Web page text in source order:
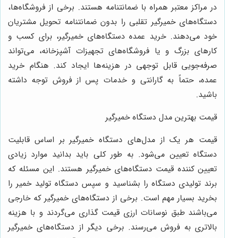
در مراکز معتبر همراه با ضمانتنامه هستند. برخی از فروشگاه‌ها،
دستگاه‌های خمیرگیر تقلبی را بدون ضمانتنامه تحویل مشتریان
خود می‌دهند. خرید عمده دستگاه‌های خمیرگیر، برای کسب و
کارهای بزرگ و یا فروشگاه‌های تجهیزات آشپزخانه، می‌تواند
صرفه‌جویی قابل توجهی در هزینه‌ها ایجاد کند. هنگام خرید
عمده، حتماً به گارانتی و خدمات پس از فروش توجه داشته
باشید.
قیمت بهترین مدل دستگاه خمیرگیر
قیمت هر یک از مدل‌های دستگاه خمیرگیر بر اساس قابلیت
دستگاه تعیین می‌شود. به طور کلی باید بدانید موارد زیادی
تعیین کننده قیمت دستگاه‌های خمیرگیر هستند. این مسئله که
برند تولیدی دستگاه را بشناسید و سپس دستگاه تولید خمیر را
بخرید بسیار مهم است. برخی از دستگاه‌های خمیرگیر که خارجی
می‌باشند طبق نوسانات ارزی قیمت گذاری می‌گردند و با هزینه
بالاتری به فروش می‌رسند. برخی دیگر از دستگاه‌های خمیرگیر